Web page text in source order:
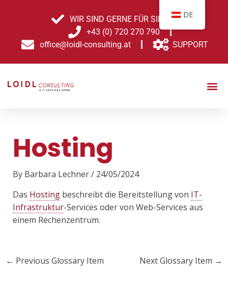
WIR SIND GERNE FÜR SIE DA!
+43 (0) 720 270 790
office@loidl-consulting.at
SUPPORT
Hosting
By Barbara Lechner/ 24/05/2024
Das Hostingbeschreibt die Bereitstellung von IT-
Infrastruktur-Services oder von Web-Services aus
einem Rechenzentrum.
← Previous Glossary Item Next Glossary Item →
DE